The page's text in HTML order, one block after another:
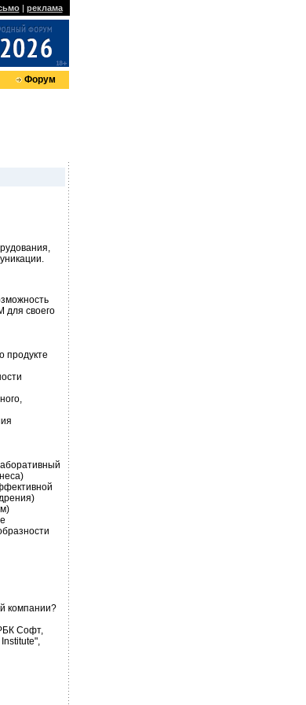
| реклама
Форум
для своего
продукте
компании?
Софт,